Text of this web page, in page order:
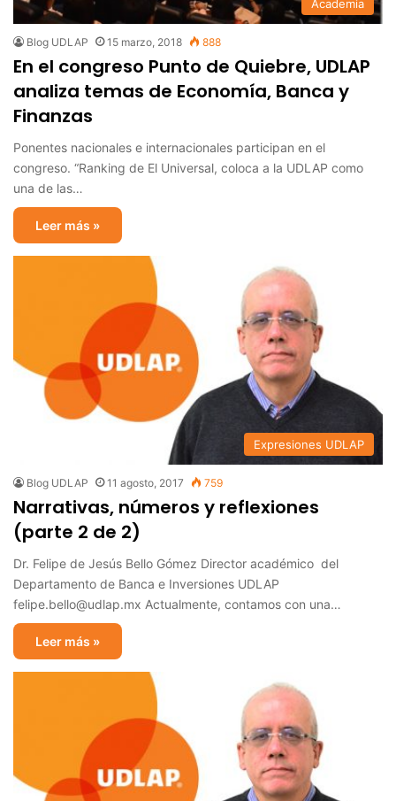
Academia
Blog UDLAP 15 marzo, 2018 888
En el congreso Punto de Quiebre, UDLAP
analiza temas de Economía, Banca y
Finanzas
Ponentes nacionales e internacionales participan en el
congreso. “Ranking de El Universal, coloca a la UDLAP como
una de las…
Leer más »
Expresiones UDLAP
Blog UDLAP 11 agosto, 2017 759
Narrativas, números y reflexiones
(parte 2 de 2)
Dr. Felipe de Jesús Bello Gómez Director académico del
Departamento de Banca e Inversiones UDLAP
felipe.bello@udlap.mx Actualmente, contamos con una…
Leer más »